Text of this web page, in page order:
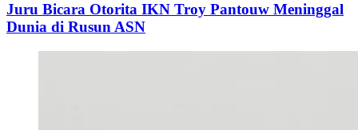
Juru Bicara Otorita IKN Troy Pantouw Meninggal
Dunia di Rusun ASN